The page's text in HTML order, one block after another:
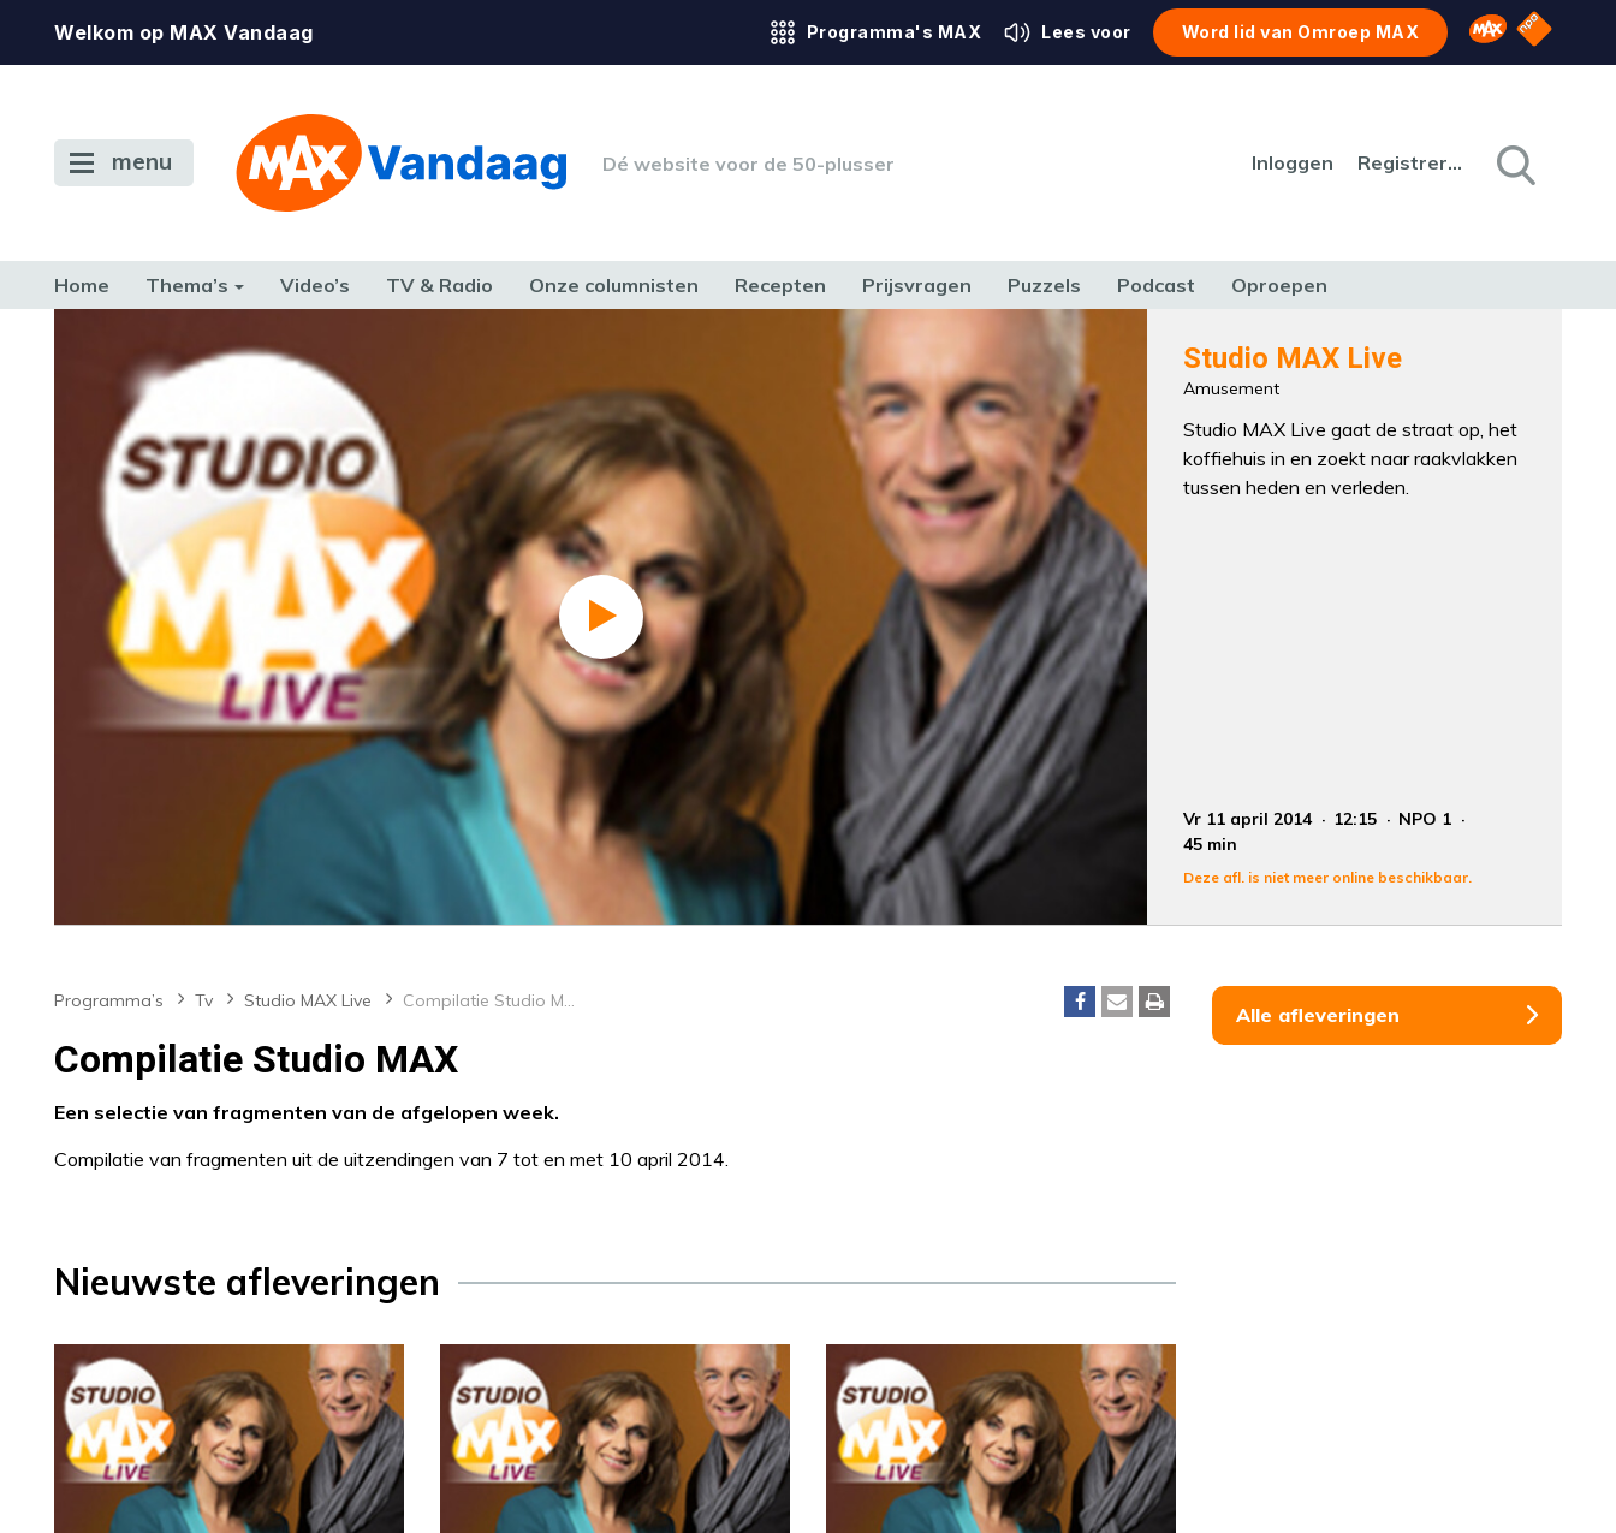
Welkom op MAX Vandaag Programma's MAX Lees voor Word lid van Omroep MAX Omroep MAX
NPO
menu Dé website voor de 50-plusser Inloggen Registreren
Home Thema’s Video’s TV & Radio Onze columnisten Recepten Prijsvragen Puzzels Podcast Oproepen
TERUG NAAR TOEN Studio MAX Live
Amusement
Studio MAX Live gaat de straat op, het
koffiehuis in en zoekt naar raakvlakken
tussen heden en verleden.
Vr 11 april 2014 12:15
NPO 1
45 min
Deze afl. is niet meer online beschikbaar.
Programma’s Tv Studio MAX Live Compilatie Studio MAX
Compilatie Studio MAX
Een selectie van fragmenten van de afgelopen week.
Compilatie van fragmenten uit de uitzendingen van 7 tot en met 10 april 2014.
Nieuwste afleveringen
Alle afleveringen